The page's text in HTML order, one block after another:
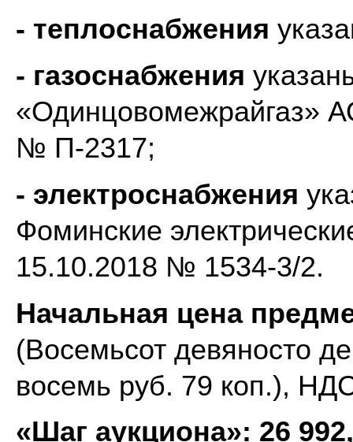
- теплоснабжения
- газоснабжения
«Одинцовомежрайгаз»
№ П-2317;
- электроснабжения
Фоминские
15.10.2018 № 1534-3/2.
Начальная цена
(Восемьсот девяносто
восемь руб. 79 коп.),
«Шаг аукциона»: 26